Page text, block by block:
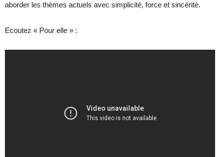
aborder les thèmes actuels avec simplicité, force et sincérité.
Ecoutez « Pour elle » :